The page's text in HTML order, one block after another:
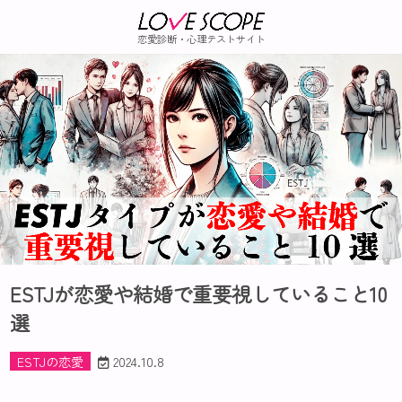
恋愛診断・心理テストサイト
ESTJが恋愛や結婚で重要視していること10
選
ESTJの恋愛 2024.10.8